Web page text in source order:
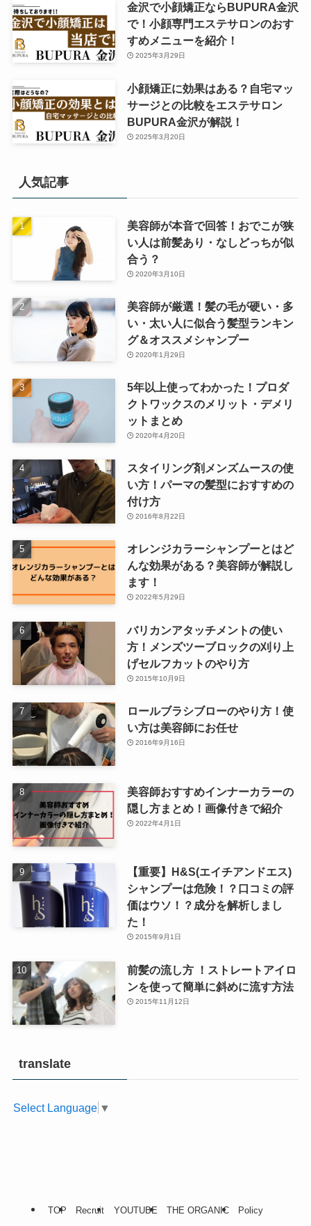
金沢で小顔矯正ならBUPURA金沢
で！小顔専門エステサロンのおす
すめメニューを紹介！
2025年3月29日
小顔矯正に効果はある？自宅マッ
サージとの比較をエステサロン
BUPURA金沢が解説！
2025年3月20日
人気記事
美容師が本音で回答！おでこが狭
い人は前髪あり・なしどっちが似
合う？
2020年3月10日
美容師が厳選！髪の毛が硬い・多
い・太い人に似合う髪型ランキン
グ＆オススメシャンプー
2020年1月29日
5年以上使ってわかった！プロダ
クトワックスのメリット・デメリ
ットまとめ
2020年4月20日
スタイリング剤メンズムースの使
い方！パーマの髪型におすすめの
付け方
2016年8月22日
オレンジカラーシャンプーとはど
んな効果がある？美容師が解説し
ます！
2022年5月29日
バリカンアタッチメントの使い
方！メンズツーブロックの刈り上
げセルフカットのやり方
2015年10月9日
ロールブラシブローのやり方！使
い方は美容師にお任せ
2016年9月16日
美容師おすすめインナーカラーの
隠し方まとめ！画像付きで紹介
2022年4月1日
【重要】H&S(エイチアンドエス)
シャンプーは危険！？口コミの評
価はウソ！？成分を解析しまし
た！
2015年9月1日
前髪の流し方 ！ストレートアイロ
ンを使って簡単に斜めに流す方法
2015年11月12日
translate
Select Language ▼
TOP Recruit YOUTUBE THE ORGANIC Policy